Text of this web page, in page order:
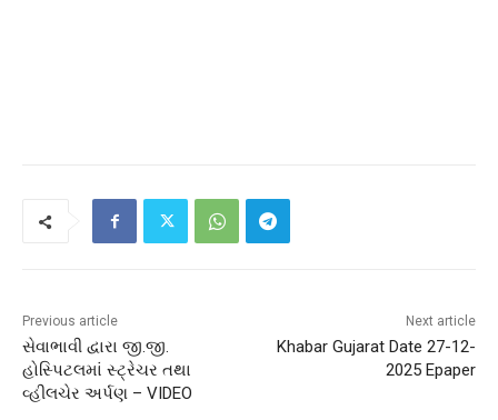
Previous article
સેવાભાવી દ્વારા જી.જી.
હોસ્પિટલમાં સ્ટ્રેચર તથા
વ્હીલચેર અર્પણ – VIDEO
Next article
Khabar Gujarat Date 27-12-
2025 Epaper